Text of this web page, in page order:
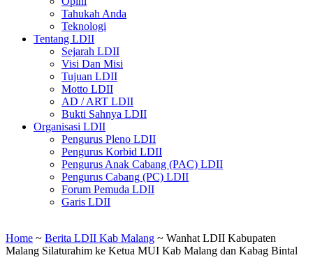
Tahukah Anda
Teknologi
Tentang LDII
Sejarah LDII
Visi Dan Misi
Tujuan LDII
Motto LDII
AD / ART LDII
Bukti Sahnya LDII
Organisasi LDII
Pengurus Pleno LDII
Pengurus Korbid LDII
Pengurus Anak Cabang (PAC) LDII
Pengurus Cabang (PC) LDII
Forum Pemuda LDII
Garis LDII
Home ~ Berita LDII Kab Malang ~ Wanhat LDII Kabupaten
Malang Silaturahim ke Ketua MUI Kab Malang dan Kabag Bintal